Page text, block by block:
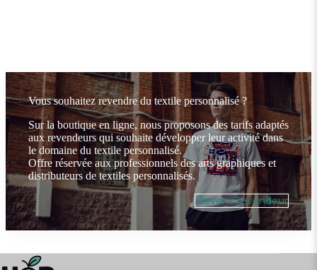
Vous souhaitez revendre du textile personnalisé ?
Sur la boutique en ligne, nous proposons des tarifs adaptés
aux revendeurs qui souhaite développer leur activité dans
le domaine du textile personnalisé.
Offre réservée aux professionnels des arts graphiques et
distributeurs de textiles personnalisés.
Devenir revendeur